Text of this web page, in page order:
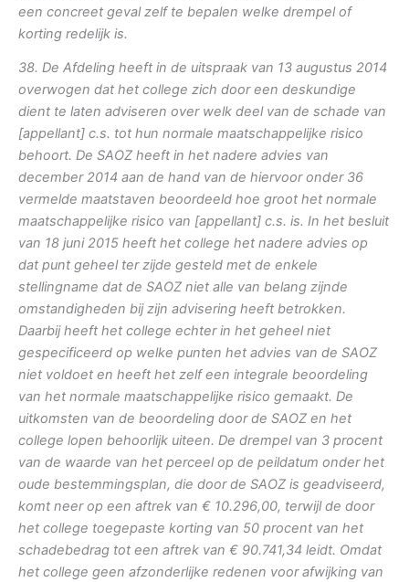
een concreet geval zelf te bepalen welke drempel of
korting redelijk is.
38. De Afdeling heeft in de uitspraak van 13 augustus 2014
overwogen dat het college zich door een deskundige
dient te laten adviseren over welk deel van de schade van
[appellant] c.s. tot hun normale maatschappelijke risico
behoort. De SAOZ heeft in het nadere advies van
december 2014 aan de hand van de hiervoor onder 36
vermelde maatstaven beoordeeld hoe groot het normale
maatschappelijke risico van [appellant] c.s. is. In het besluit
van 18 juni 2015 heeft het college het nadere advies op
dat punt geheel ter zijde gesteld met de enkele
stellingname dat de SAOZ niet alle van belang zijnde
omstandigheden bij zijn advisering heeft betrokken.
Daarbij heeft het college echter in het geheel niet
gespecificeerd op welke punten het advies van de SAOZ
niet voldoet en heeft het zelf een integrale beoordeling
van het normale maatschappelijke risico gemaakt. De
uitkomsten van de beoordeling door de SAOZ en het
college lopen behoorlijk uiteen. De drempel van 3 procent
van de waarde van het perceel op de peildatum onder het
oude bestemmingsplan, die door de SAOZ is geadviseerd,
komt neer op een aftrek van € 10.296,00, terwijl de door
het college toegepaste korting van 50 procent van het
schadebedrag tot een aftrek van € 90.741,34 leidt. Omdat
het college geen afzonderlijke redenen voor afwijking van